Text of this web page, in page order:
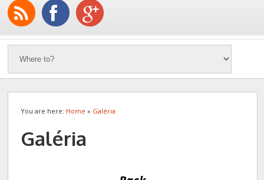
You are here: Home » Galéria
Galéria